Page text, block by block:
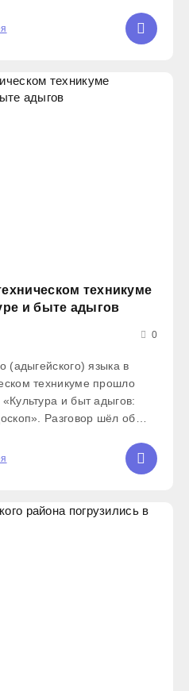
22 субъектов РФ.
техникуме
и быте адыгов
0
(адыгейского) языка в
техникуме прошло
и быт адыгов:
Разговор шёл об
в поколение.